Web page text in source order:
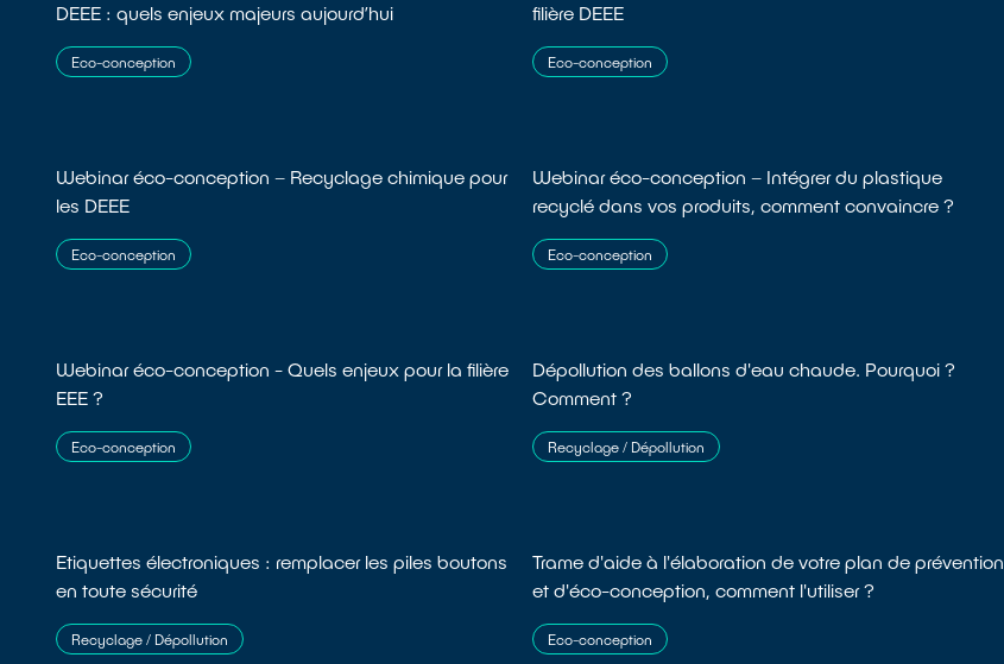
DEEE : quels enjeux majeurs aujourd’hui
Eco-conception
filière DEEE
Eco-conception
Webinar éco-conception – Recyclage chimique pour
les DEEE
Eco-conception
Webinar éco-conception – Intégrer du plastique
recyclé dans vos produits, comment convaincre ?
Eco-conception
Webinar éco-conception - Quels enjeux pour la filière
EEE ?
Eco-conception
Dépollution des ballons d'eau chaude. Pourquoi ?
Comment ?
Recyclage / Dépollution
Etiquettes électroniques : remplacer les piles boutons
en toute sécurité
Recyclage / Dépollution
Trame d'aide à l'élaboration de votre plan de prévention
et d'éco-conception, comment l'utiliser ?
Eco-conception